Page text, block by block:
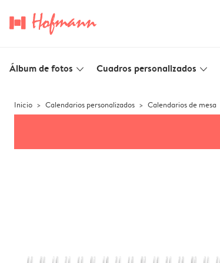
Álbum de fotos slim_arrow_down Cuadros personalizados slim_arrow_down
Inicio Calendarios personalizados Calendarios de mesa